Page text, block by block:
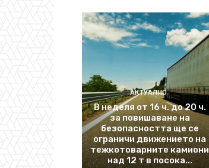
АКТУАЛНО
В неделя от 16 ч. до 20 ч.
за повишаване на
безопасността ще се
ограничи движението на
тежкотоварните камиони
над 12 т в посока...